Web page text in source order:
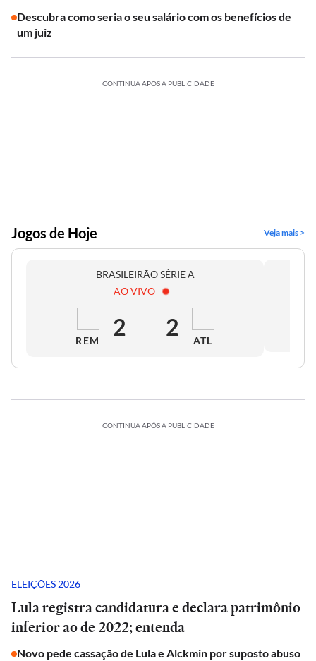
Descubra como seria o seu salário com os benefícios de
um juiz
CONTINUA APÓS A PUBLICIDADE
Jogos de Hoje Veja mais >
BRASILEIRÃO SÉRIE A
AO VIVO
REM 2 2 ATL
CONTINUA APÓS A PUBLICIDADE
ELEIÇÕES 2026
Lula registra candidatura e declara patrimônio
inferior ao de 2022; entenda
Novo pede cassação de Lula e Alckmin por suposto abuso